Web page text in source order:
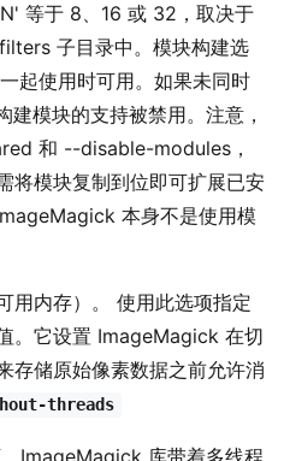
等于 8、16 或 32，取决于
子目录中。模块构建选
起使用时可用。如果未同时
模块的支持被禁用。注意，
和 --disable-modules，
将模块复制到位即可扩展已安
本身不是使用模
用内存）。 使用此选项指定
。它设置 ImageMagick 在切
存储原始像素数据之前允许消
threads